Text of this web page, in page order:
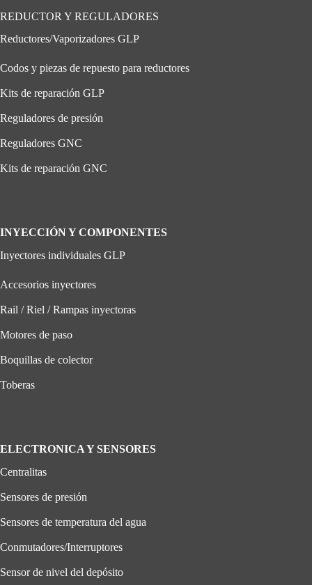
REDUCTOR Y REGULADORES
Reductores/Vaporizadores GLP
Codos y piezas de repuesto para reductores
Kits de reparación GLP
Reguladores de presión
Reguladores GNC
Kits de reparación GNC
INYECCIÓN Y COMPONENTES
Inyectores individuales GLP
Accesorios inyectores
Rail / Riel / Rampas inyectoras
Motores de paso
Boquillas de colector
Toberas
ELECTRONICA Y SENSORES
Centralitas
Sensores de presión
Sensores de temperatura del agua
Conmutadores/Interruptores
Sensor de nivel del depósito